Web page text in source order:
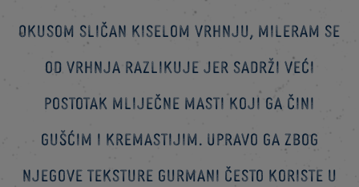
Okusom sličan kiselom vrhnju, mileram se
od vrhnja razlikuje jer sadrži veći
postotak mliječne masti koji ga čini
gušćim i kremastijim. Upravo ga zbog
njegove teksture gurmani često koriste u